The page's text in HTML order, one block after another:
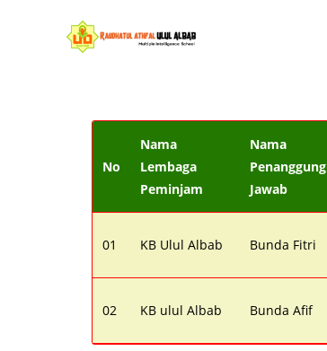
No
Nama
Lembaga
Peminjam
Nama
Penanggung
Jawab
01 KB Ulul Albab Bunda Fitri
02 KB ulul Albab Bunda Afif